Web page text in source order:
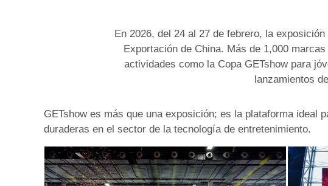
En 2026, del 24 al 27 de febrero, la
Exportación de China. Más de 1,000
actividades como la Copa GETshow para
lanzamientos
GETshow es más que una exposición; es la plataforma
duraderas en el sector de la tecnología de entretenimiento.